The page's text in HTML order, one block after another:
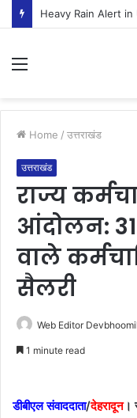
Menu
Home / उत्तराखंड
उत्तराखंड
राज्य
आंदोलन: 31
वाले
सैलरी
Web Editor
1 minute read
डीबीएल संवाददाता/देहरादून।